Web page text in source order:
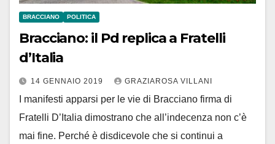
BRACCIANO POLITICA
Bracciano: il Pd replica a Fratelli
d’Italia
14 GENNAIO 2019 GRAZIAROSA VILLANI
I manifesti apparsi per le vie di Bracciano firma di
Fratelli D’Italia dimostrano che all’indecenza non c’è
mai fine. Perché è disdicevole che si continui a